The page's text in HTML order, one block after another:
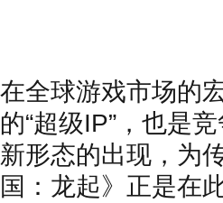
在全球游戏市场的
的“超级IP”，也是
新形态的出现，为
国：龙起》正是在